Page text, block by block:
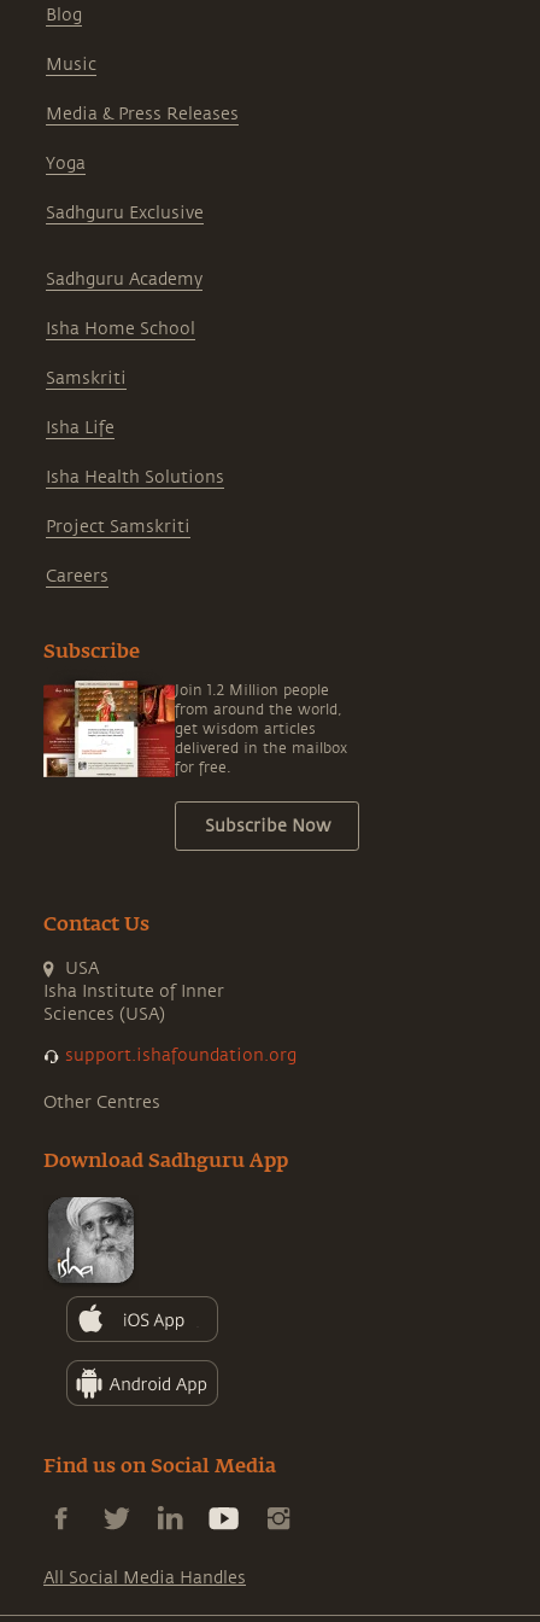
Blog
Music
Media & Press Releases
Yoga
Sadhguru Exclusive
Sadhguru Academy
Isha Home School
Samskriti
Isha Life
Isha Health Solutions
Project Samskriti
Careers
Subscribe
Join 1.2 Million people
from around the world,
get wisdom articles
delivered in the mailbox
for free.
Subscribe Now
Contact Us
USA
Isha Institute of Inner
Sciences (USA)
support.ishafoundation.org
Other Centres
Download Sadhguru App
Find us on Social Media
All Social Media Handles